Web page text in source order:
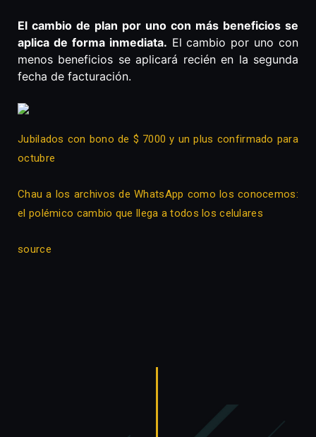
El cambio de plan por uno con más beneficios se
aplica de forma inmediata. El cambio por uno con
menos beneficios se aplicará recién en la segunda
fecha de facturación.
Jubilados con bono de $ 7000 y un plus confirmado para
octubre
Chau a los archivos de WhatsApp como los conocemos:
el polémico cambio que llega a todos los celulares
source